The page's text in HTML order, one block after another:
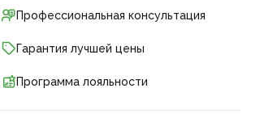
Профессиональная консультация
Гарантия лучшей цены
Программа лояльности